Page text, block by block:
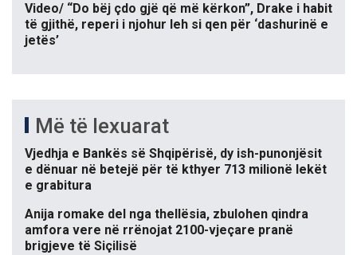
Video/ “Do bëj çdo gjë që më kërkon”, Drake i habit
të gjithë, reperi i njohur leh si qen për ‘dashurinë e
jetës’
Më të lexuarat
Vjedhja e Bankës së Shqipërisë, dy ish-punonjësit
e dënuar në betejë për të kthyer 713 milionë lekët
e grabitura
Anija romake del nga thellësia, zbulohen qindra
amfora vere në rrënojat 2100-vjeçare pranë
brigjeve të Siçilisë